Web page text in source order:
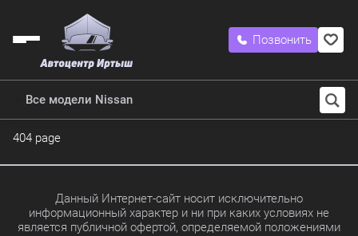
Позвонить
Все модели Nissan
404 page
Данный Интернет-сайт носит исключительно
информационный характер и ни при каких условиях не
является публичной офертой, определяемой положениями